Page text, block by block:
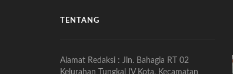
TENTANG
Alamat Redaksi : Jln. Bahagia RT 02
Kelurahan Tungkal IV Kota, Kecamatan